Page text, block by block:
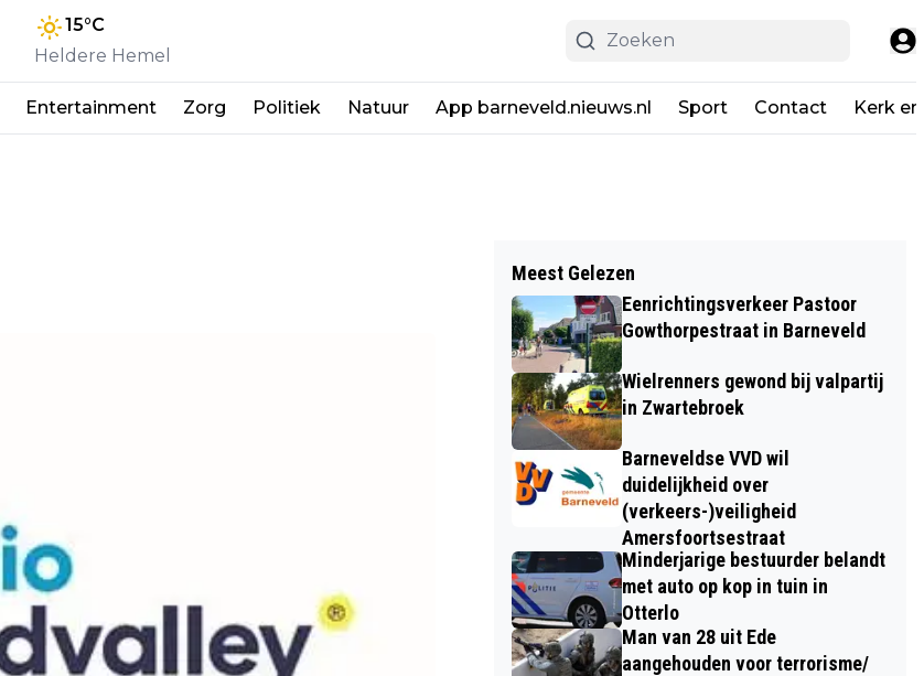
15°C
Heldere Hemel
Entertainment Zorg Politiek Natuur App barneveld.nieuws.nl Sport Contact Kerk
Meest Gelezen
Eenrichtingsverkeer Pastoor
Gowthorpestraat in Barneveld
Wielrenners gewond bij valpartij
in Zwartebroek
Barneveldse VVD wil
duidelijkheid over
(verkeers-)veiligheid
Amersfoortsestraat
Minderjarige bestuurder belandt
met auto op kop in tuin in
Otterlo
Man van 28 uit Ede
aangehouden voor terrorisme/